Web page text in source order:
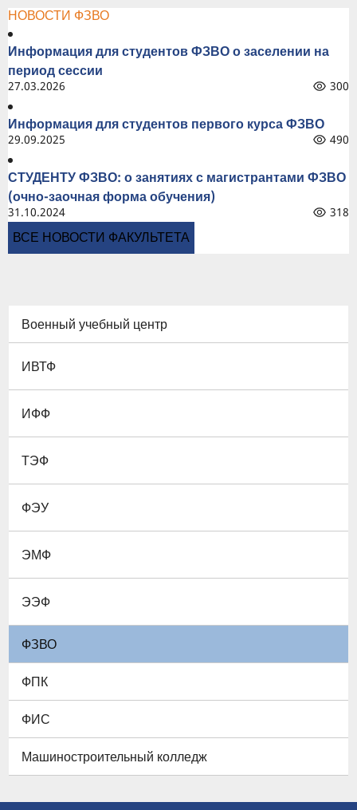
НОВОСТИ ФЗВО
Информация для студентов ФЗВО о заселении на
период сессии
27.03.2026 300
Информация для студентов первого курса ФЗВО
29.09.2025 490
СТУДЕНТУ ФЗВО: о занятиях с магистрантами ФЗВО
(очно-заочная форма обучения)
31.10.2024 318
ВСЕ НОВОСТИ ФАКУЛЬТЕТА
Военный учебный центр
ИВТФ
ИФФ
ТЭФ
ФЭУ
ЭМФ
ЭЭФ
ФЗВО
ФПК
ФИС
Машиностроительный колледж